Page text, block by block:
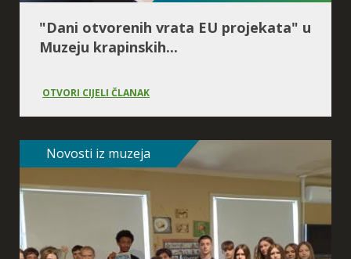
Spirala vremena
"Dani otvorenih vrata EU projekata" u
Muzeju krapinskih...
OTVORI CIJELI ČLANAK
Novosti iz muzeja